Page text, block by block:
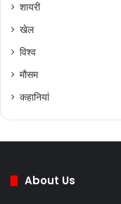
शायरी
खेल
विश्व
मौसम
कहानियां
About Us